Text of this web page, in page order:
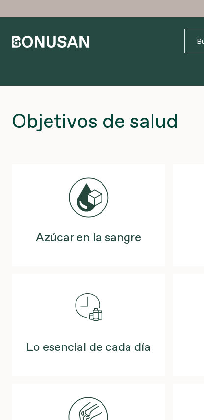
Objetivos de salud
Azúcar en la sangre
Lo esencial de cada día